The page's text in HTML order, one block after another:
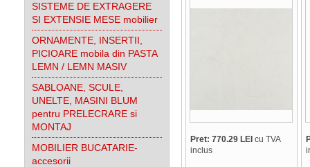
SISTEME DE EXTRAGERE
SI EXTENSIE MESE mobilier
ORNAMENTE, INSERTII,
PICIOARE mobila din PASTA
LEMN / LEMN MASIV
SABLOANE, SCULE,
UNELTE, MASINI BLUM
pentru PRELECRARE si
MONTAJ
MOBILIER BUCATARIE-
accesorii
Pret: 770.29 LEI cu TVA
inclus